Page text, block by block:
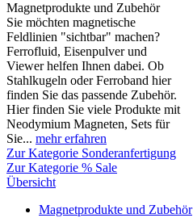
Magnetprodukte und Zubehör
Sie möchten magnetische
Feldlinien "sichtbar" machen?
Ferrofluid, Eisenpulver und
Viewer helfen Ihnen dabei. Ob
Stahlkugeln oder Ferroband hier
finden Sie das passende Zubehör.
Hier finden Sie viele Produkte mit
Neodymium Magneten, Sets für
Sie... mehr erfahren
Zur Kategorie Sonderanfertigung
Zur Kategorie % Sale
Übersicht
Magnetprodukte und Zubehör